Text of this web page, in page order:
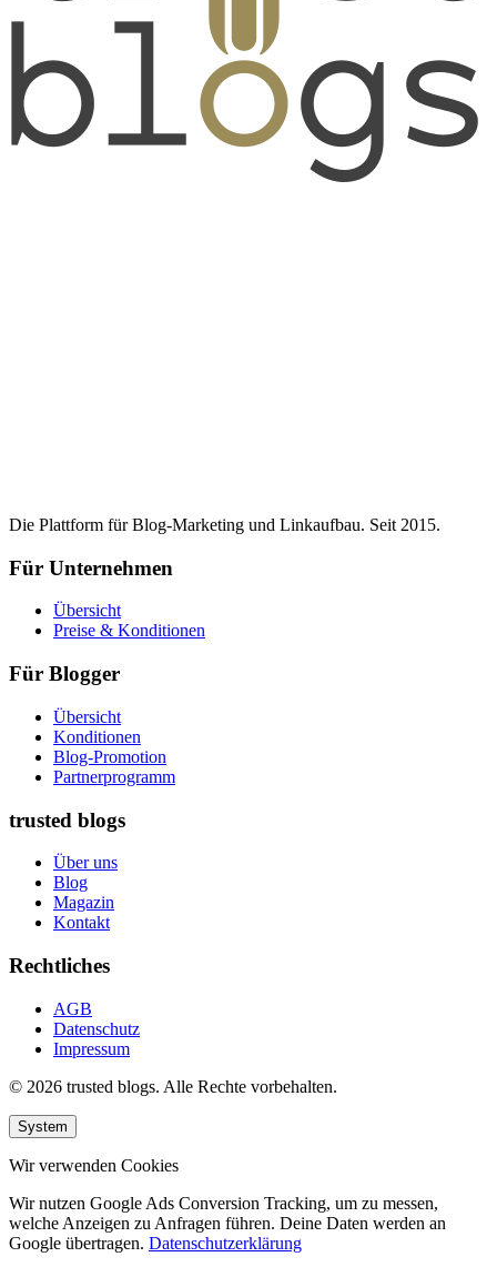
Die Plattform für Blog-Marketing und Linkaufbau. Seit 2015.
Für Unternehmen
Übersicht
Preise & Konditionen
Für Blogger
Übersicht
Konditionen
Blog-Promotion
Partnerprogramm
trusted blogs
Über uns
Blog
Magazin
Kontakt
Rechtliches
AGB
Datenschutz
Impressum
© 2026 trusted blogs. Alle Rechte vorbehalten.
System
Wir verwenden Cookies
Wir nutzen Google Ads Conversion Tracking, um zu messen,
welche Anzeigen zu Anfragen führen. Deine Daten werden an
Google übertragen. Datenschutzerklärung